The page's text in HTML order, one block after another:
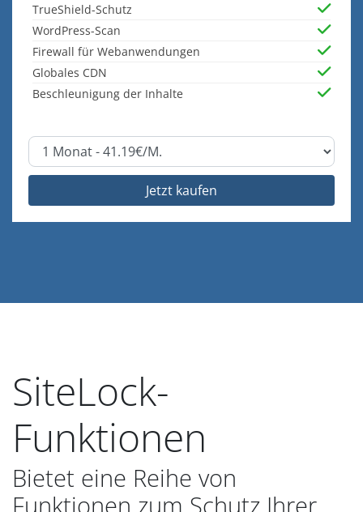
TrueShield-Schutz
WordPress-Scan
Firewall für Webanwendungen
Globales CDN
Beschleunigung der Inhalte
Jetzt kaufen
SiteLock-
Funktionen
Bietet eine Reihe von
Funktionen zum Schutz Ihrer